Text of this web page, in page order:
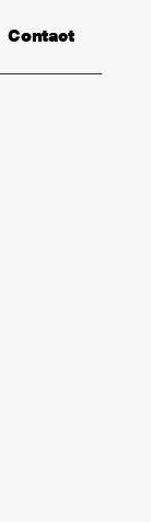
Contact